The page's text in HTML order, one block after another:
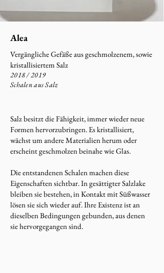
Alea
Vergängliche Gefäße aus geschmolzenem, sowie
kristallisiertem Salz
2018 / 2019
Schalen aus Salz
Salz besitzt die Fähigkeit, immer wieder neue
Formen hervorzubringen. Es kristallisiert,
wächst um andere Materialien herum oder
erscheint geschmolzen beinahe wie Glas.
Die entstandenen Schalen machen diese
Eigenschaften sichtbar. In gesättigter Salzlake
bleiben sie bestehen, in Kontakt mit Süßwasser
lösen sie sich wieder auf. Ihre Existenz ist an
dieselben Bedingungen gebunden, aus denen
sie hervorgegangen sind.